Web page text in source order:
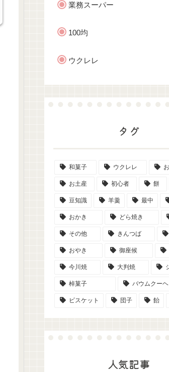
業務スーパー
100均
ウクレレ
タグ
和菓子 ウクレレ
お土産 初心者 餅
豆知識 羊羹 最中
おかき どら焼き
その他 きんつば
おやき 御座候
今川焼 大判焼
棹菓子 バウムクー
ビスケット 団子 飴
人気記事